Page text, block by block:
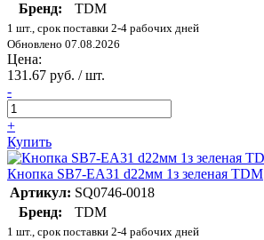
Бренд:
TDM
1 шт., срок поставки 2-4 рабочих дней
Обновлено 07.08.2026
Цена:
131.67 руб. / шт.
-
+
Купить
Кнопка SB7-EA31 d22мм 1з зеленая TDM
Артикул: SQ0746-0018
Бренд:
TDM
1 шт., срок поставки 2-4 рабочих дней